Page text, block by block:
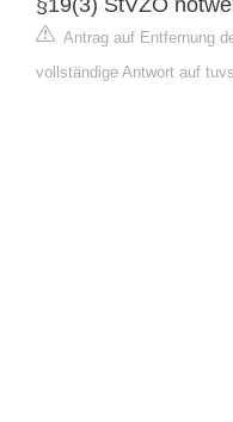
Antrag auf Entfernung
vollständige Antwort auf